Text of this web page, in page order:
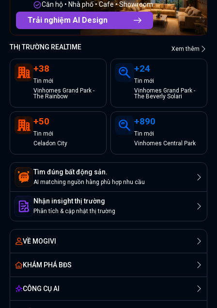
Căn hộ • Nhà phố • Cafe • Showroom
Trải nghiệm AI Design
THỊ TRƯỜNG REALTIME Xem thêm
+38
Tin mới
Vinhomes Grand Park -
The Rainbow
+24
Tin mới
Vinhomes Grand Park -
The Beverly Solari
+50
Tin mới
Celadon City
+890
Tin mới
Vinhomes Central Park
Tìm đúng bất động sản.
AI matching nguồn hàng phù hợp nhu cầu
Nhận insight thị trường
Phân tích & cập nhật thị trường
VỀ MOGIVI
KHÁM PHÁ BĐS
CÔNG CỤ AI